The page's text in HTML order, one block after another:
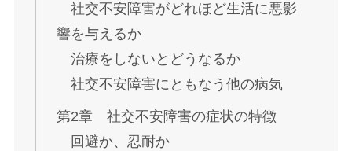
社交不安障害がどれほど生活に悪影
響を与えるか
治療をしないとどうなるか
社交不安障害にともなう他の病気
第2章 社交不安障害の症状の特徴
回避か、忍耐か